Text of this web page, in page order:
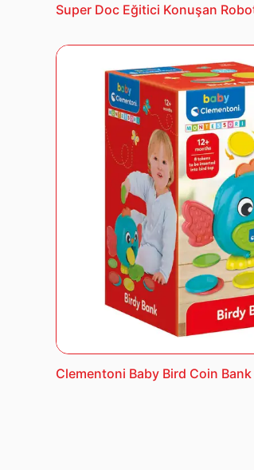
Super Doc Eğitici Konuşan
Clementoni Baby Bird Coin Bank